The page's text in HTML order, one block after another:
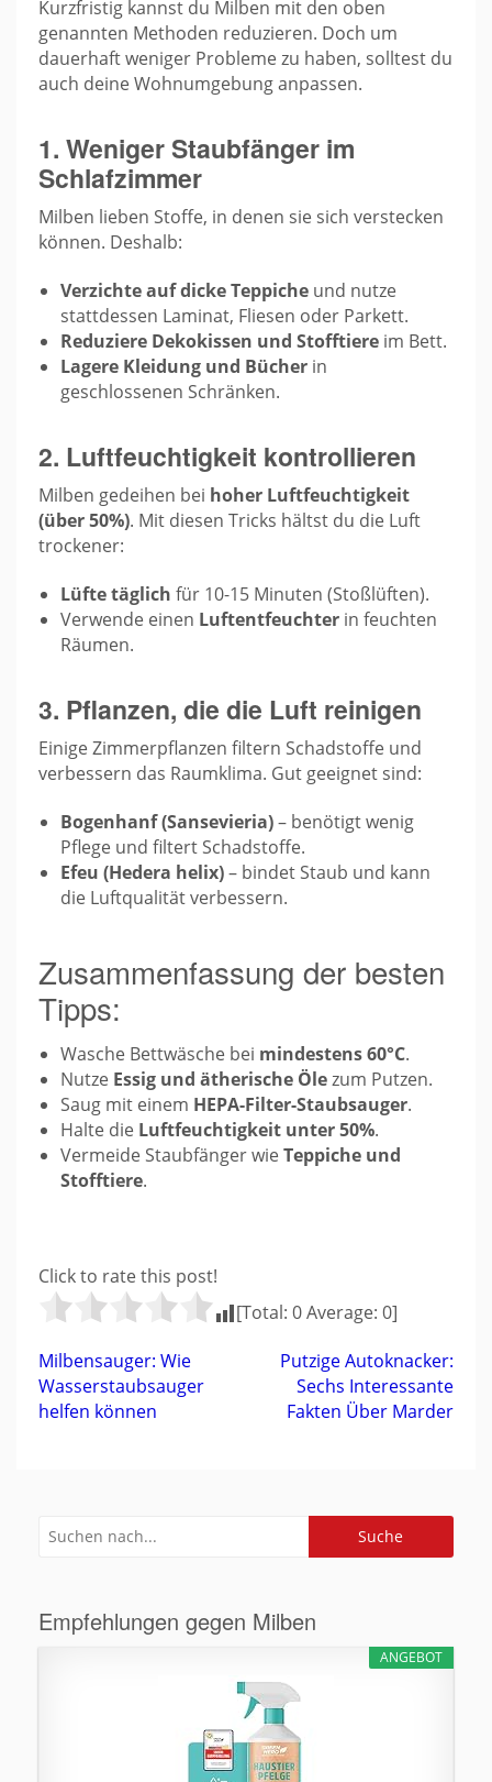
Kurzfristig kannst du Milben mit den oben
genannten Methoden reduzieren. Doch um
dauerhaft weniger Probleme zu haben, solltest du
auch deine Wohnumgebung anpassen.
1. Weniger Staubfänger im
Schlafzimmer
Milben lieben Stoffe, in denen sie sich verstecken
können. Deshalb:
Verzichte auf dicke Teppiche und nutze
stattdessen Laminat, Fliesen oder Parkett.
Reduziere Dekokissen und Stofftiere im Bett.
Lagere Kleidung und Bücher in
geschlossenen Schränken.
2. Luftfeuchtigkeit kontrollieren
Milben gedeihen bei hoher Luftfeuchtigkeit
(über 50%). Mit diesen Tricks hältst du die Luft
trockener:
Lüfte täglich für 10-15 Minuten (Stoßlüften).
Verwende einen Luftentfeuchter in feuchten
Räumen.
3. Pflanzen, die die Luft reinigen
Einige Zimmerpflanzen filtern Schadstoffe und
verbessern das Raumklima. Gut geeignet sind:
Bogenhanf (Sansevieria)– benötigt wenig
Pflege und filtert Schadstoffe.
Efeu (Hedera helix)– bindet Staub und kann
die Luftqualität verbessern.
Zusammenfassung der besten
Tipps:
Wasche Bettwäsche bei mindestens 60°C.
Nutze Essig und ätherische Ölezum Putzen.
Saug mit einem HEPA-Filter-Staubsauger.
Halte die Luftfeuchtigkeit unter 50%.
Vermeide Staubfänger wieTeppiche und
Stofftiere.
Click to rate this post!
[Total: 0Average: 0]
Beitragsnavigation
Milbensauger: Wie
Wasserstaubsauger
helfen können
Putzige Autoknacker:
Sechs Interessante
Fakten Über Marder
Empfehlungen gegen Milben
ANGEBOT